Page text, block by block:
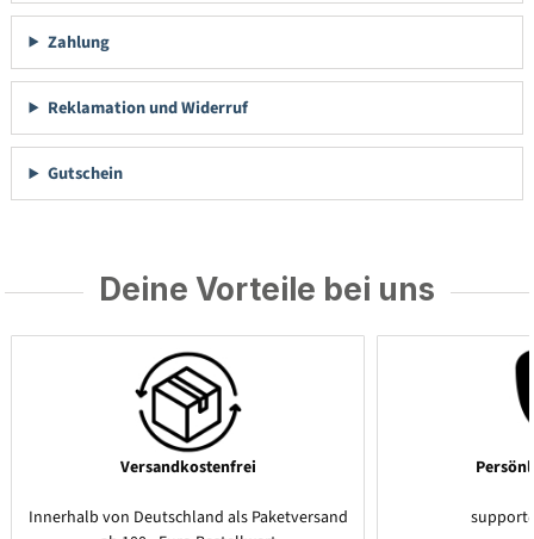
Zahlung
Reklamation und Widerruf
Gutschein
Deine Vorteile bei uns
Versandkostenfrei
Innerhalb von Deutschland als Paketversand